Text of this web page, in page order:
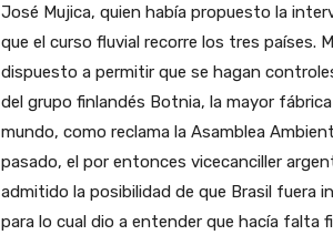
José Mujica, quien había propuesto la
que el curso fluvial recorre los tres países.
dispuesto a permitir que se hagan
del grupo finlandés Botnia, la mayor
mundo, como reclama la Asamblea
pasado, el por entonces vicecanciller
admitido la posibilidad de que Brasil fuera
para lo cual dio a entender que hacía falta